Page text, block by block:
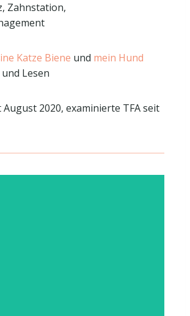
Zahnstation,
Katze Biene und mein Hund
Lesen
August 2020, examinierte TFA seit